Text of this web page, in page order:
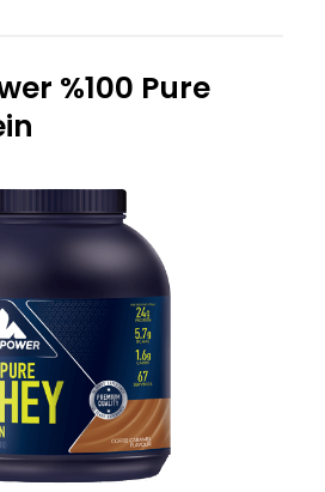
%100 Pure